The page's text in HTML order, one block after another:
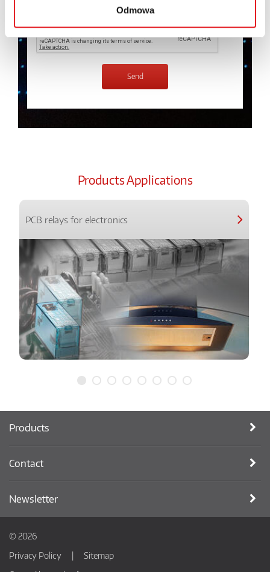
Odmowa
Products Applications
PCB relays for electronics
Products
Contact
Newsletter
© 2026
Privacy Policy
Sitemap